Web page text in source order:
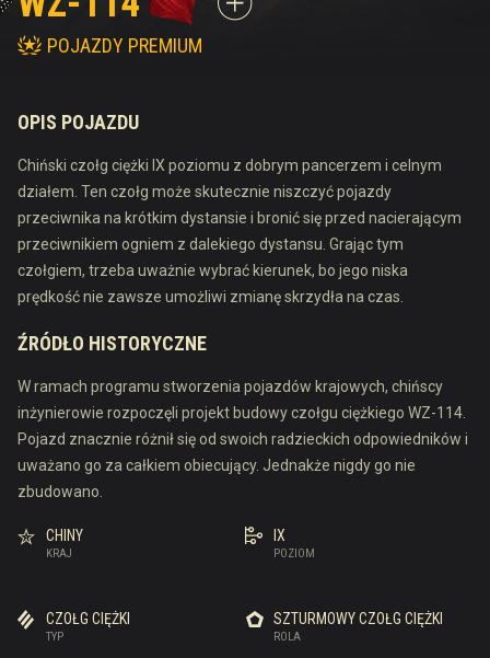
POJAZDY PREMIUM
OPIS POJAZDU
Chiński czołg ciężki IX poziomu z dobrym pancerzem i celnym
działem. Ten czołg może skutecznie niszczyć pojazdy
przeciwnika na krótkim dystansie i bronić się przed nacierającym
przeciwnikiem ogniem z dalekiego dystansu. Grając tym
czołgiem, trzeba uważnie wybrać kierunek, bo jego niska
prędkość nie zawsze umożliwi zmianę skrzydła na czas.
ŹRÓDŁO HISTORYCZNE
W ramach programu stworzenia pojazdów krajowych, chińscy
inżynierowie rozpoczęli projekt budowy czołgu ciężkiego WZ-114.
Pojazd znacznie różnił się od swoich radzieckich odpowiedników i
uważano go za całkiem obiecujący. Jednakże nigdy go nie
zbudowano.
KRAJ
CHINY
POZIOM
IX
TYP
CZOŁG CIĘŻKI
ROLA
SZTURMOWY CZOŁG CIĘŻKI